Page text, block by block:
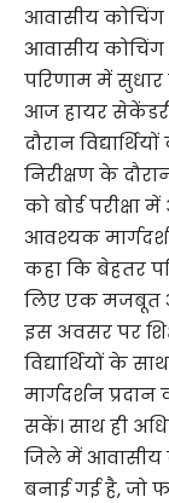
आवासीय
आवासीय कोचिंग
परिणाम में
आज हायर सेकेंडरी
दौरान
निरीक्षण के
को बोर्ड
आवश्यक
कहा कि बेहतर
लिए एक मजबूत
इस अवसर पर
विद्यार्थियों के
मार्गदर्शन
सकें। साथ ही
जिले में आवासीय
बनाई गई है, जो